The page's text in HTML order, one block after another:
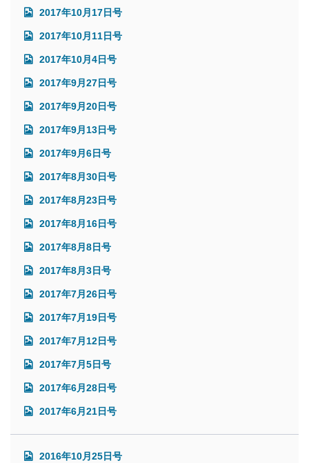
2017年10月17日号
2017年10月11日号
2017年10月4日号
2017年9月27日号
2017年9月20日号
2017年9月13日号
2017年9月6日号
2017年8月30日号
2017年8月23日号
2017年8月16日号
2017年8月8日号
2017年8月3日号
2017年7月26日号
2017年7月19日号
2017年7月12日号
2017年7月5日号
2017年6月28日号
2017年6月21日号
2016年10月25日号